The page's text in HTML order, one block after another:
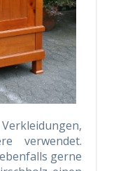
verwendet.
gerne